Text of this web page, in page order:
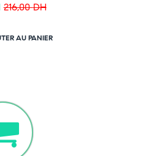
216,00DH
AU PANIER